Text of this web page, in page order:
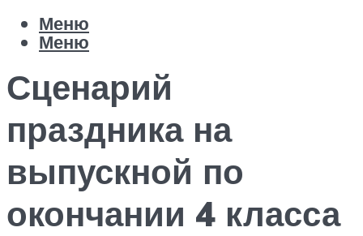
Меню
Меню
Сценарий
праздника на
выпускной по
окончании 4 класса